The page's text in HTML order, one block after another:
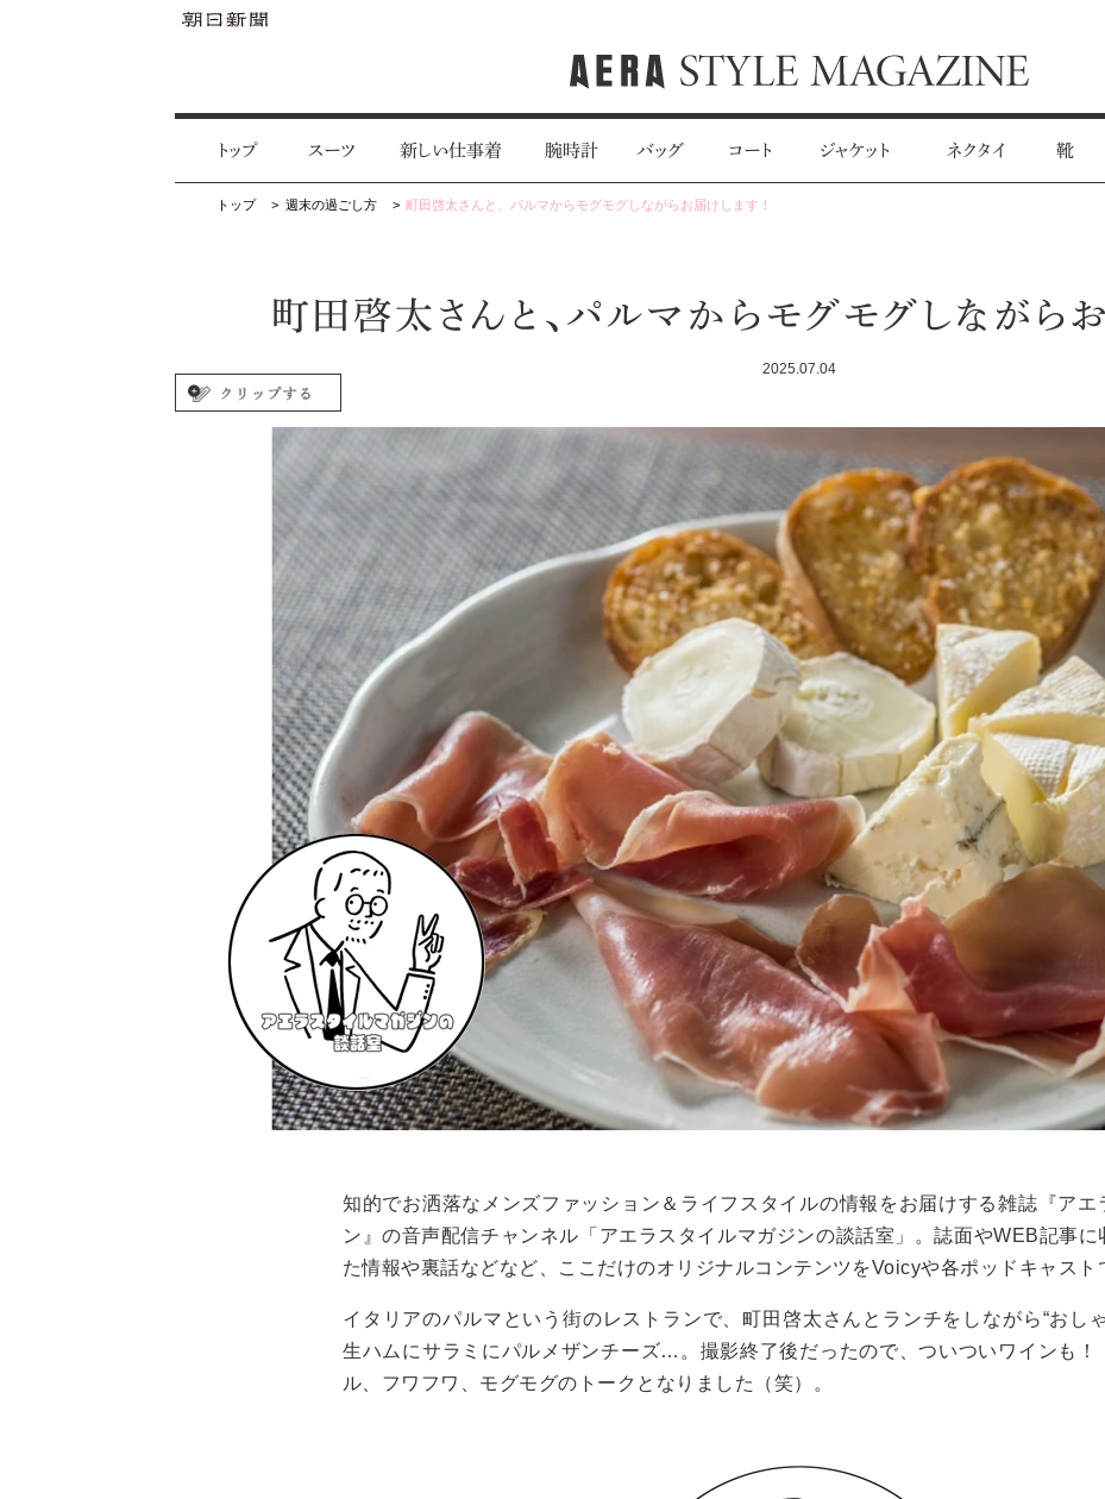
トップ スーツ 新しい仕事着 腕時計 バッグ コート ジャケット ネクタイ 靴
トップ 週末の過ごし方 町田啓太さんと、パルマからモグモグしながらお届けします！
町田啓太さんと、パルマからモグモグしながら
2025.07.04
知的でお洒落なメンズファッション＆ライフスタイルの情報をお届けする雑誌『アエ
ン』の音声配信チャンネル 「アエラスタイルマガジンの談話室」
。誌面やWEB記事に
た情報や裏話などなど、ここだけのオリジナルコンテンツをVoicyや各ポッドキャスト
イタリアのパルマという街のレストランで、町田啓太さんとランチをしながら“おしゃ
生ハムにサラミにパルメザンチーズ…。撮影終了後だったので、ついついワインも
ル、フワフワ、モグモグのトークとなりました（笑）。